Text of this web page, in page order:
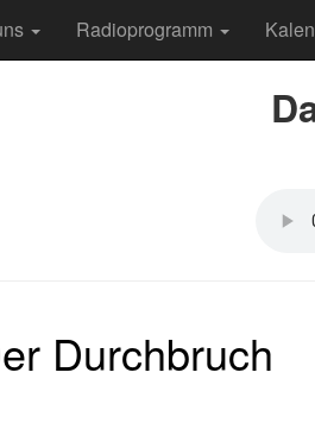
Radioprogramm
Durchbruch